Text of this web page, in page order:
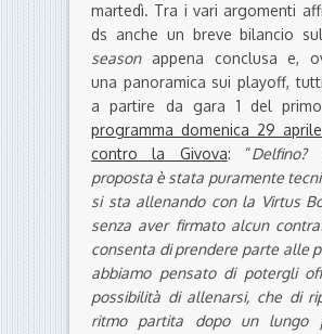
martedì. Tra i vari argomenti
ds anche un breve bilancio
seasonappena conclusa e,
una panoramica sui playoff,
a partire da gara 1 del
programma domenica 29
contro la Givova: “Delfino?
proposta è stata puramente
si sta allenando con la Virtus
senza aver firmato alcun
consenta di prendere parte alle
abbiamo pensato di potergli
possibilità di allenarsi, che di
ritmo partita dopo un lungo